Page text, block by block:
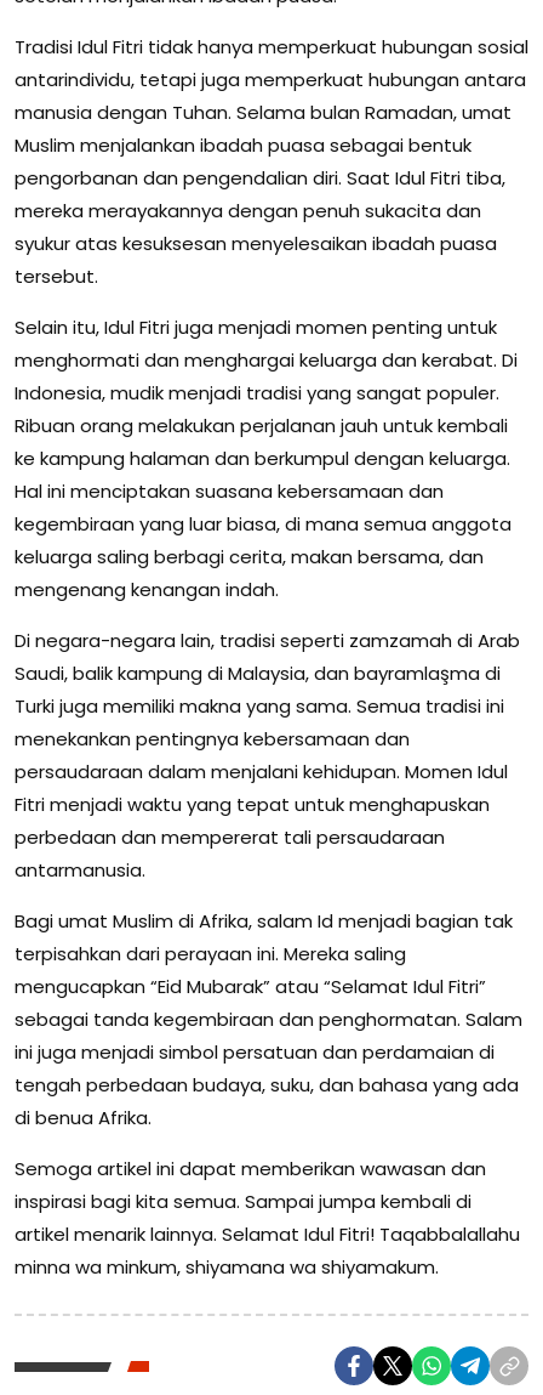
Tradisi Idul Fitri tidak hanya memperkuat hubungan sosial
antarindividu, tetapi juga memperkuat hubungan antara
manusia dengan Tuhan. Selama bulan Ramadan, umat
Muslim menjalankan ibadah puasa sebagai bentuk
pengorbanan dan pengendalian diri. Saat Idul Fitri tiba,
mereka merayakannya dengan penuh sukacita dan
syukur atas kesuksesan menyelesaikan ibadah puasa
tersebut.
Selain itu, Idul Fitri juga menjadi momen penting untuk
menghormati dan menghargai keluarga dan kerabat. Di
Indonesia, mudik menjadi tradisi yang sangat populer.
Ribuan orang melakukan perjalanan jauh untuk kembali
ke kampung halaman dan berkumpul dengan keluarga.
Hal ini menciptakan suasana kebersamaan dan
kegembiraan yang luar biasa, di mana semua anggota
keluarga saling berbagi cerita, makan bersama, dan
mengenang kenangan indah.
Di negara-negara lain, tradisi seperti zamzamah di Arab
Saudi, balik kampung di Malaysia, dan bayramlaşma di
Turki juga memiliki makna yang sama. Semua tradisi ini
menekankan pentingnya kebersamaan dan
persaudaraan dalam menjalani kehidupan. Momen Idul
Fitri menjadi waktu yang tepat untuk menghapuskan
perbedaan dan mempererat tali persaudaraan
antarmanusia.
Bagi umat Muslim di Afrika, salam Id menjadi bagian tak
terpisahkan dari perayaan ini. Mereka saling
mengucapkan “Eid Mubarak” atau “Selamat Idul Fitri”
sebagai tanda kegembiraan dan penghormatan. Salam
ini juga menjadi simbol persatuan dan perdamaian di
tengah perbedaan budaya, suku, dan bahasa yang ada
di benua Afrika.
Semoga artikel ini dapat memberikan wawasan dan
inspirasi bagi kita semua. Sampai jumpa kembali di
artikel menarik lainnya. Selamat Idul Fitri! Taqabbalallahu
minna wa minkum, shiyamana wa shiyamakum.